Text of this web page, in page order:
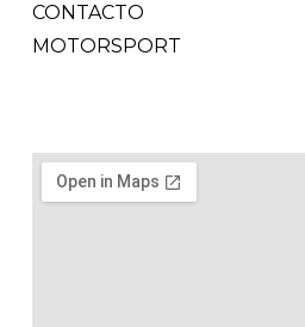
CONTACTO
MOTORSPORT